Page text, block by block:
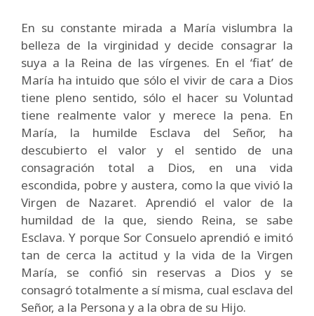
En su constante mirada a María vislumbra la
belleza de la virginidad y decide consagrar la
suya a la Reina de las vírgenes. En el ‘fiat’ de
María ha intuido que sólo el vivir de cara a Dios
tiene pleno sentido, sólo el hacer su Voluntad
tiene realmente valor y merece la pena. En
María, la humilde Esclava del Señor, ha
descubierto el valor y el sentido de una
consagración total a Dios, en una vida
escondida, pobre y austera, como la que vivió la
Virgen de Nazaret. Aprendió el valor de la
humildad de la que, siendo Reina, se sabe
Esclava. Y porque Sor Consuelo aprendió e imitó
tan de cerca la actitud y la vida de la Virgen
María, se confió sin reservas a Dios y se
consagró totalmente a sí misma, cual esclava del
Señor, a la Persona y a la obra de su Hijo.